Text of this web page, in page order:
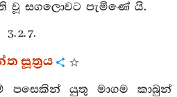
වූ සගලොවට පැමිණේ යි.
3. 2. 7.
සූත්‍රය
පසෙකින් යුතු මාගම කාබුන්